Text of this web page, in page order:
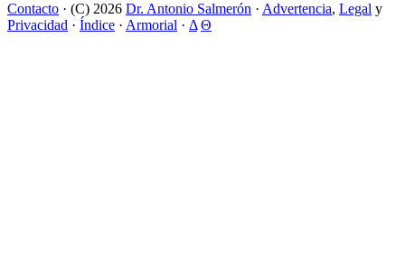
Contacto · (C) 2026 Dr. Antonio Salmerón · Advertencia, Legal y
Privacidad · Índice · Armorial · Δ Θ